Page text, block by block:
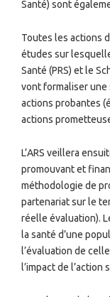
Santé) sont
Toutes les actions
études sur
Santé (PRS) et le
vont formaliser
actions probantes
actions
L’ARS veillera
promouvant et
méthodologie de
partenariat sur le
réelle évaluation).
la santé d’une
l’évaluation de
l’impact de